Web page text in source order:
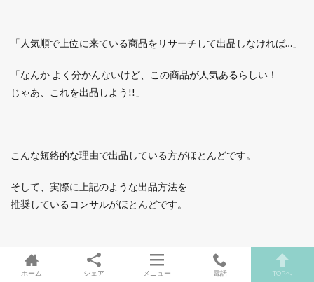
「人気順で上位に来ている商品をリサーチして出品しなければ…」
「なんか よく分かんないけど、この商品が人気あるらしい！
じゃあ、これを出品しよう!!」
こんな短絡的な理由で出品している方がほとんどです。
そして、実際に上記のような出品方法を
推奨しているコンサルがほとんどです。
実践したことがある方に聞きたいのですが、
ホーム シェア メニュー 電話 TOPへ